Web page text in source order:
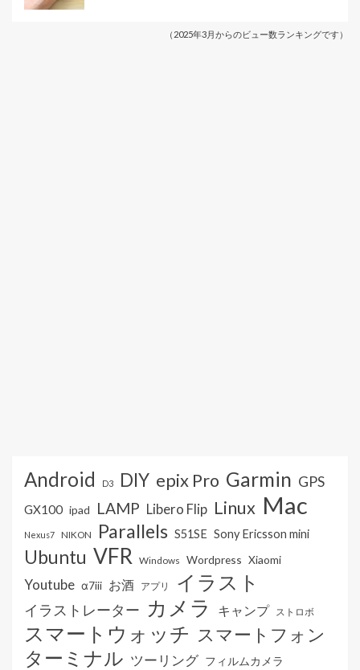
（2025年3月からのビュー数ランキングです）
Android D3 DIY epix Pro Garmin GPS
GX100 ipad LAMP Libero Flip Linux Mac
Nexus7 NIKON Parallels S51SE Sony Ericsson mini
Ubuntu VFR Windows Wordpress Xiaomi
Youtube α7iii お酒 アプリ イラスト
イラストレーター カメラ キャンプ ストロボ
スマートウォッチ スマートフォン
ターミナル ツーリング フィルムカメラ